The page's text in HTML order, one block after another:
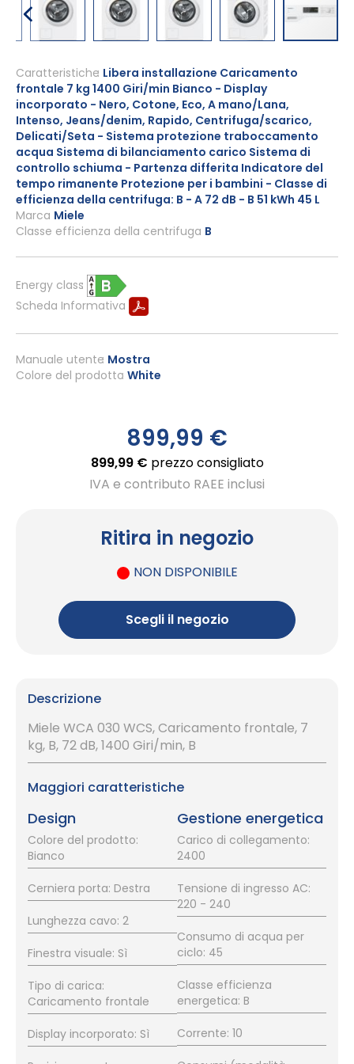
all'inizio
della
galleria
di
immagini
899,99 €
899,99 € prezzo consigliato
IVA e contributo RAEE inclusi
Ritira in negozio
NON DISPONIBILE
Scegli il negozio
Marca Miele
Manuale utente Mostra
Caratteristiche Libera installazione Caricamento
frontale 7 kg 1400 Giri/min Bianco - Display
incorporato - Nero, Cotone, Eco, A mano/Lana,
Intenso, Jeans/denim, Rapido, Centrifuga/scarico,
Delicati/Seta - Sistema protezione traboccamento
acqua Sistema di bilanciamento carico Sistema di
controllo schiuma - Partenza differita Indicatore del
tempo rimanente Protezione per i bambini - Classe di
efficienza della centrifuga: B - A 72 dB - B 51 kWh 45 L
Colore del prodotto White
Energy class
Scheda Informativa
Classe efficienza della centrifuga B
Descrizione
Miele WCA 030 WCS, Caricamento frontale, 7
kg, B, 72 dB, 1400 Giri/min, B
Maggiori caratteristiche
Design
Colore del prodotto:
Bianco
Cerniera porta: Destra
Lunghezza cavo: 2
Finestra visuale: Sì
Tipo di carica:
Caricamento frontale
Display incorporato: Sì
Gestione energetica
Carico di collegamento:
2400
Tensione di ingresso AC:
220 - 240
Consumo di acqua per
ciclo: 45
Classe efficienza
energetica: B
Corrente: 10